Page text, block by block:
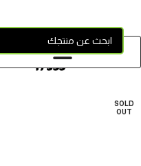
17355
SOLD
OUT